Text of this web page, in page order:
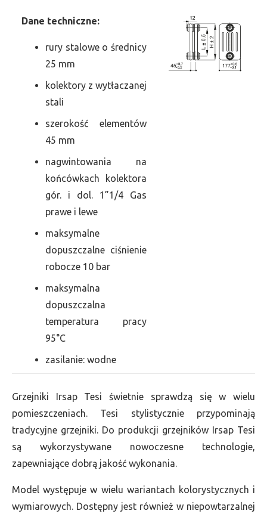
Dane techniczne:
rury stalowe o średnicy
25 mm
kolektory z wytłaczanej
stali
szerokość elementów
45 mm
nagwintowania na
końcówkach kolektora
gór. i dol. 1”1/4 Gas
prawe i lewe
maksymalne
dopuszczalne ciśnienie
robocze 10 bar
maksymalna
dopuszczalna
temperatura pracy
95°C
zasilanie: wodne
Grzejniki Irsap Tesi świetnie sprawdzą się w wielu
pomieszczeniach. Tesi stylistycznie przypominają
tradycyjne grzejniki. Do produkcji grzejników Irsap Tesi
są wykorzystywane nowoczesne technologie,
zapewniające dobrą jakość wykonania.
Model występuje w wielu wariantach kolorystycznych i
wymiarowych. Dostępny jest również w niepowtarzalnej